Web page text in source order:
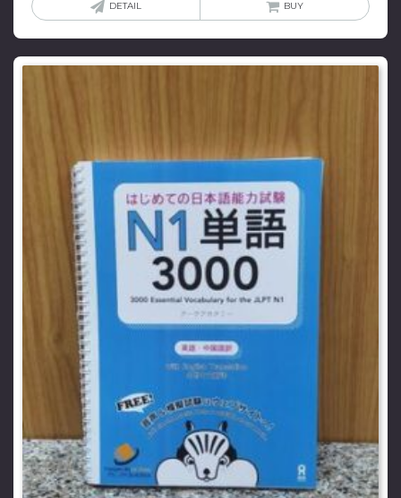
DETAIL BUY